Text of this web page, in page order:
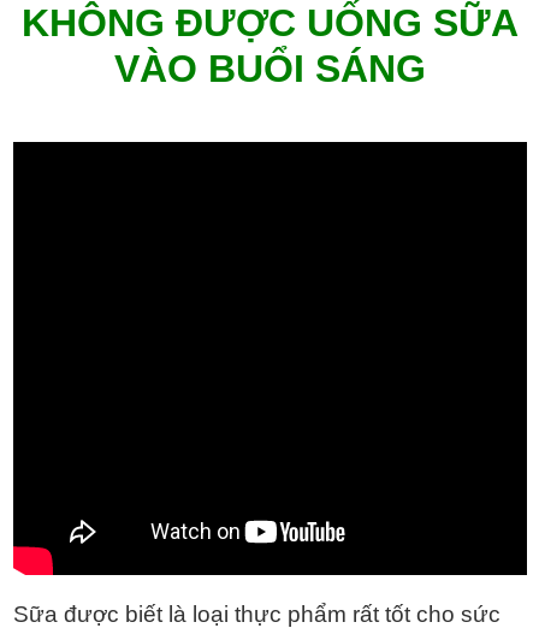
KHÔNG ĐƯỢC UỐNG SỮA
VÀO BUỔI SÁNG
Sữa được biết là loại thực phẩm rất tốt cho sức